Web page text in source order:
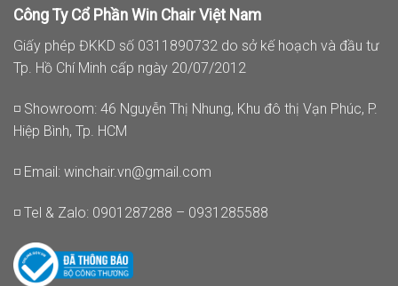
Công Ty Cổ Phần Win Chair Việt Nam
Giấy phép ĐKKD số 0311890732 do sở kế hoạch và đầu tư
Tp. Hồ Chí Minh cấp ngày 20/07/2012
◽ Showroom: 46 Nguyễn Thị Nhung, Khu đô thị Vạn Phúc, P.
Hiệp Bình, Tp. HCM
◽ Email: winchair.vn@gmail.com
◽ Tel & Zalo: 0901287288 – 0931285588